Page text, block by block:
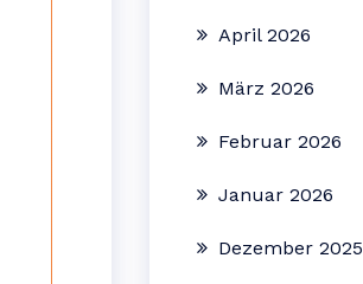
April 2026
März 2026
Februar 2026
Januar 2026
Dezember 2025